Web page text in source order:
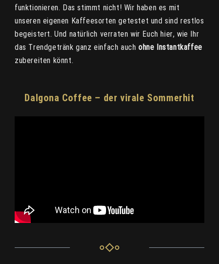
funktionieren. Das stimmt nicht! Wir haben es mit
unseren eigenen Kaffeesorten getestet und sind restlos
begeistert. Und natürlich verraten wir Euch hier, wie Ihr
das Trendgetränk ganz einfach auchohne Instantkaffee
zubereiten könnt.
Dalgona Coffee – der virale Sommerhit